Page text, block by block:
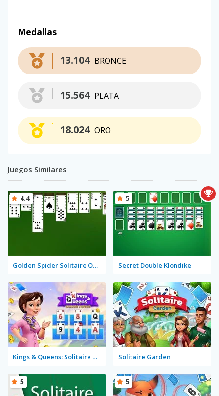
Medallas
BRONCE
13.104
PLATA
15.564
ORO
18.024
Juegos Similares
Golden Spider Solitaire On-line
4.4
Secret Double Klondike
5
Kings & Queens: Solitaire Tripeaks Solitaire Garden
5 5